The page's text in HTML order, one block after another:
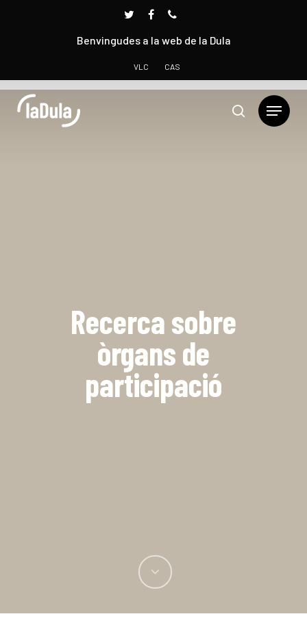
Benvingudes a la web de la Dula
VLC CAS
Recerca sobre
òrgans de
participació